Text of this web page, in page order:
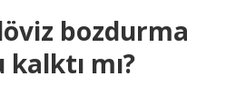
bozdurma
mı?